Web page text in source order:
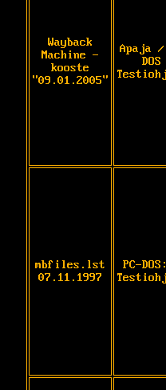
Wayback
Machine -
kooste
"09.01.2005"
Apaja
mbfiles.lst
07.11.1997
PC-